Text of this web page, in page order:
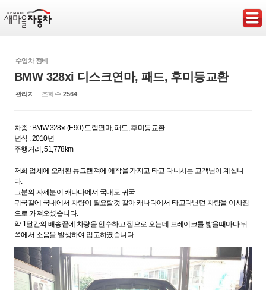
수입차 정비
BMW 328xi 디스크연마, 패드, 후미등교환
관리자 조회 수 2564
차종 : BMW 328xi (E90) 드럼연마, 패드, 후미등교환
년식 : 2010년
주행거리, 51,778km
저희 업체에 오래된 뉴그랜져에 애착을 가지고 타고 다니시는 고객님이 계십니
다.
그분의 자제분이 캐나다에서 국내로 귀국.
귀국길에 국내에서 차량이 필요할것 같아 캐나다에서 타고다닌던 차량을 이사짐
으로 가져오셨습니다.
약 1달간의 배송끝에 차량을 인수하고 집으로 오는데 브레이크를 밟을때마다 뒤
쪽에서 소음을 발생하여 입고하였습니다.
Sketchbook5, 스케치북5
Sketchbook5, 스케치북5